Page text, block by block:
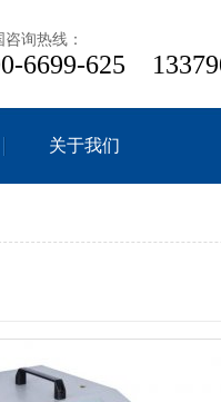
国咨询热线
6699-625
关于我们